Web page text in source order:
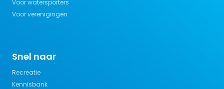
Voor watersporters
Voor verenigingen
Snel naar
Recreatie
Kennisbank